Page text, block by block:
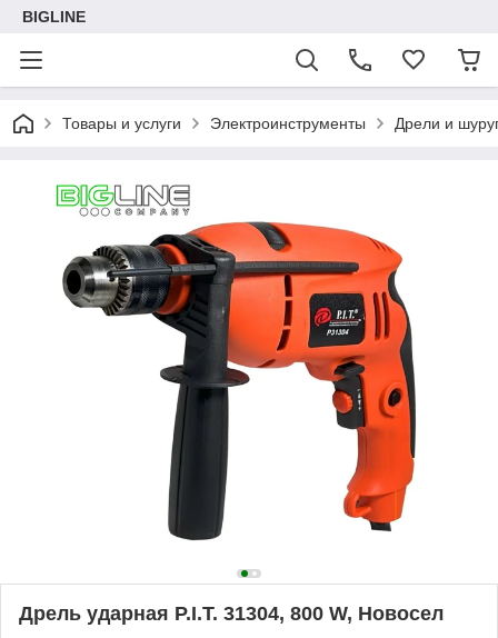
BIGLINE
Товары и услуги Электроинструменты Дрели и
Дрель ударная P.I.T. 31304, 800 W, Новосел